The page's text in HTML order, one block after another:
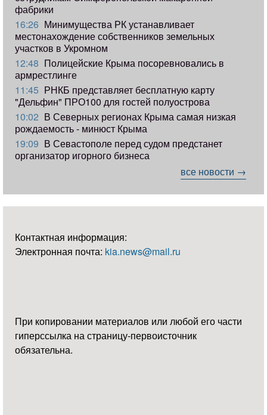
фабрики
16:26 Минимущества РК устанавливает
местонахождение собственников земельных
участков в Укромном
12:48 Полицейские Крыма посоревновались в
армрестлинге
11:45 РНКБ представляет бесплатную карту
"Дельфин" ПРО100 для гостей полуострова
10:02 В Северных регионах Крыма самая низкая
рождаемость - минюст Крыма
19:09 В Севастополе перед судом предстанет
организатор игорного бизнеса
все новости →
Контактная информация:
Электронная почта: kia.news@mail.ru
При копировании материалов или любой его части
гиперссылка на страницу-первоисточник
обязательна.